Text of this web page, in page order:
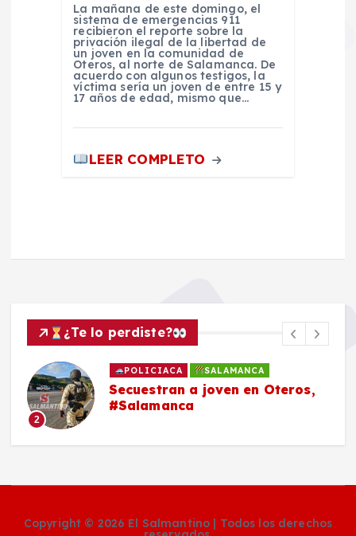
La mañana de este domingo, el
sistema de emergencias 911
recibieron el reporte sobre la
privación ilegal de la libertad de
un joven en la comunidad de
Oteros, al norte de Salamanca. De
acuerdo con algunos testigos, la
víctima sería un joven de entre 15 y
17 años de edad, mismo que…
LEER COMPLETO
¿Te lo perdiste?
2
POLICIACA SALAMANCA
Secuestran a joven en Oteros,
#Salamanca
Copyright © 2026 El Salmantino | Todos los derechos